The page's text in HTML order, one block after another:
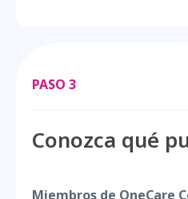
PASO 3
Conozca qué
Miembros de OneCare